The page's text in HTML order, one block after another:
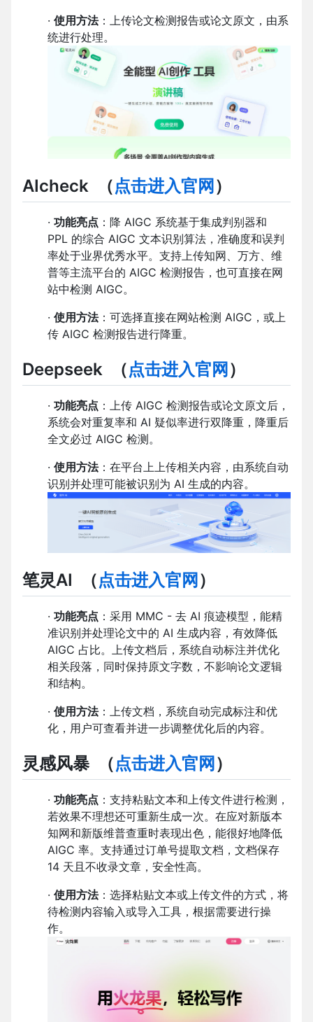
· 使用方法：上传论文检测报告或论文原文，由系
统进行处理。
AIcheck （点击进入官网）
· 功能亮点 ：降 AIGC 系统基于集成判别器和
PPL 的综合 AIGC 文本识别算法，准确度和误判
率处于业界优秀水平。支持上传知网、万方、维
普等主流平台的 AIGC 检测报告，也可直接在网
站中检测 AIGC。
· 使用方法：可选择直接在网站检测 AIGC，或上
传 AIGC 检测报告进行降重。
Deepseek （点击进入官网 ）
· 功能亮点 ：上传 AIGC 检测报告或论文原文后，
系统会对重复率和 AI 疑似率进行双降重，降重后
全文必过 AIGC 检测。
· 使用方法：在平台上上传相关内容，由系统自动
识别并处理可能被识别为 AI 生成的内容。
笔灵AI （点击进入官网）
· 功能亮点 ：采用 MMC - 去 AI 痕迹模型，能精
准识别并处理论文中的 AI 生成内容，有效降低
AIGC 占比。上传文档后，系统自动标注并优化
相关段落，同时保持原文字数，不影响论文逻辑
和结构。
· 使用方法：上传文档，系统自动完成标注和优
化，用户可查看并进一步调整优化后的内容。
灵感风暴（点击进入官网 ）
· 功能亮点 ：支持粘贴文本和上传文件进行检测，
若效果不理想还可重新生成一次。在应对新版本
知网和新版维普查重时表现出色，能很好地降低
AIGC 率。支持通过订单号提取文档，文档保存
14 天且不收录文章，安全性高。
· 使用方法：选择粘贴文本或上传文件的方式，将
待检测内容输入或导入工具，根据需要进行操
作。